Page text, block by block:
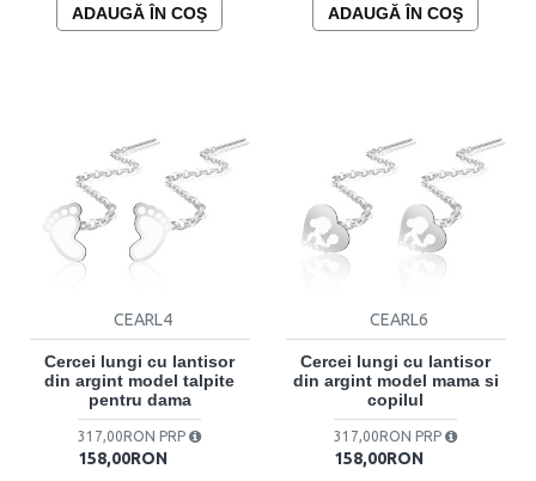
ADAUGĂ ÎN COŞ ADAUGĂ ÎN COŞ
CEARL4
Cercei lungi cu lantisor
din argint model talpite
pentru dama
158,00RON
317,00RON PRP
CEARL6
Cercei lungi cu lantisor
din argint model mama si
copilul
158,00RON
317,00RON PRP